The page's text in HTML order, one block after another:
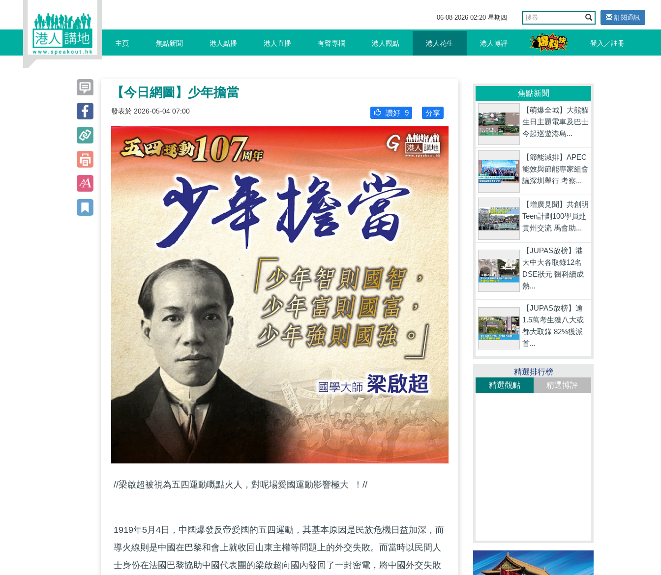
06-08-2026 02:20 星期四 訂閱通訊
主頁 焦點新聞 港人點播 港人直播 有聲專欄 港人觀點 港人花生 港人博評 登入／註冊
【今日網圖】少年擔當
發表於 2026-05-04 07:00 分享
讚好 9
//梁啟超被視為五四運動嘅點火人，對呢場愛國運動影響極大 ！//
1919年5月4日，中國爆發反帝愛國的五四運動，其基本原因是民族危機日益加深，而
導火線則是中國在巴黎和會上就收回山東主權等問題上的外交失敗。而當時以民間人
士身份在法國巴黎協助中國代表團的梁啟超向國內發回了一封密電，將中國外交失敗
焦點新聞
【萌爆全城】大熊貓
生日主題電車及巴士
今起巡遊港島...
【節能減排】APEC
能效與節能專家組會
議深圳舉行 考察...
【增廣見聞】共創明
Teen計劃100學員赴
貴州交流 馬會助...
【JUPAS放榜】港
大中大各取錄12名
DSE狀元 醫科續成
熱...
【JUPAS放榜】逾
1.5萬考生獲八大或
都大取錄 82%獲派
首...
精選排行榜
精選觀點
精選博評